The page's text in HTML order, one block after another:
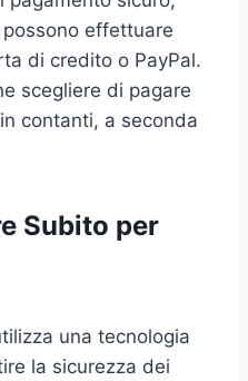
effettuare
di credito o PayPal.
scegliere di pagare
contanti, a seconda
Subito per
una tecnologia
la sicurezza dei